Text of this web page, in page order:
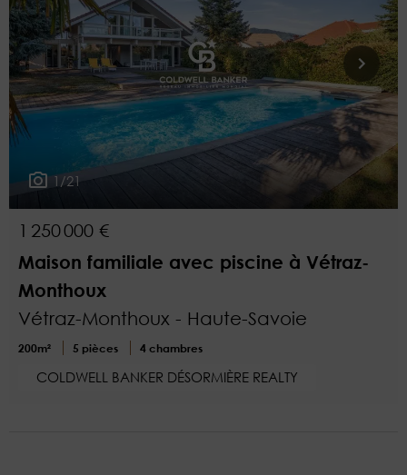
1/21
1 250 000 €
Maison familiale avec piscine à Vétraz-
Monthoux
Vétraz-Monthoux - Haute-Savoie
200m² 5 pièces 4 chambres
COLDWELL BANKER DÉSORMIÈRE REALTY